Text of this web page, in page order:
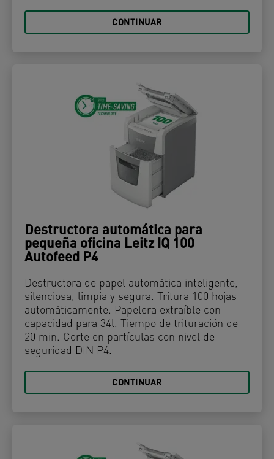
CONTINUAR
Destructora automática para
pequeña oficina Leitz IQ 100
Autofeed P4
Destructora de papel automática inteligente,
silenciosa, limpia y segura. Tritura 100 hojas
automáticamente. Papelera extraíble con
capacidad para 34l. Tiempo de trituración de
20 min. Corte en partículas con nivel de
seguridad DIN P4.
CONTINUAR